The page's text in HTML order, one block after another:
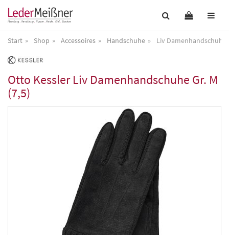
Start Shop Accessoires Handschuhe Liv Damenhandschuhe
Otto Kessler Liv Damenhandschuhe Gr. M
(7,5)